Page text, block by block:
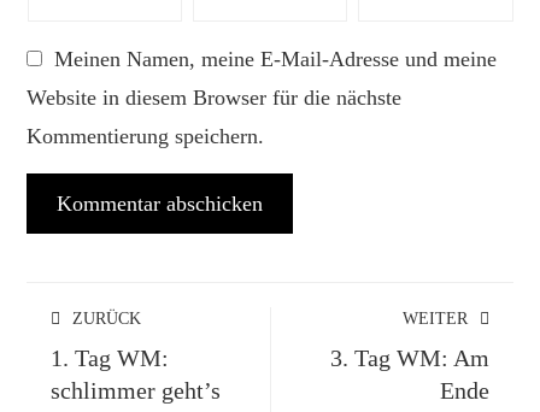
Meinen Namen, meine E-Mail-Adresse und meine
Website in diesem Browser für die nächste
Kommentierung speichern.
ZURÜCK
1. Tag WM:
schlimmer geht’s
WEITER
3. Tag WM: Am
Ende